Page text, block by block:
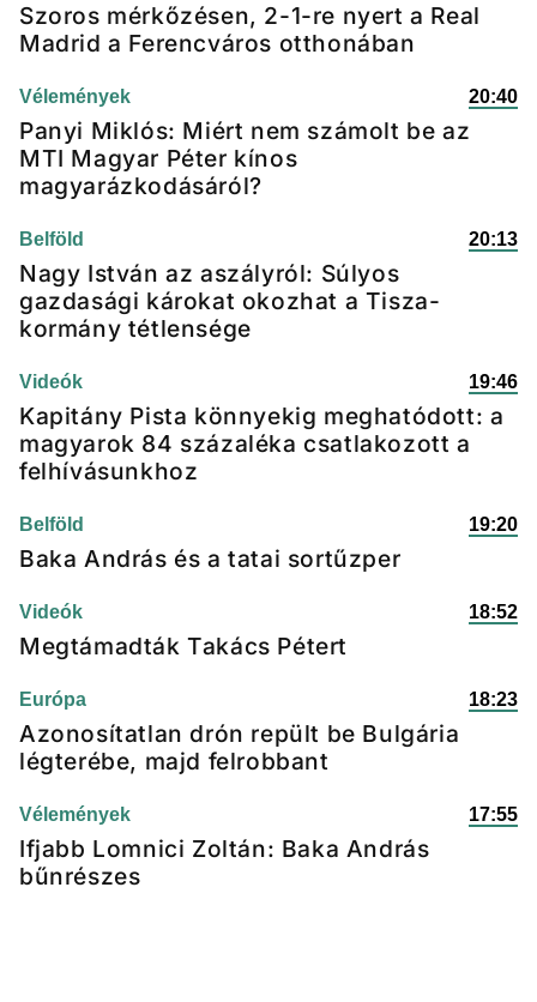
Szoros mérkőzésen, 2-1-re nyert a Real
Madrid a Ferencváros otthonában
Vélemények 20:40
Panyi Miklós: Miért nem számolt be az
MTI Magyar Péter kínos
magyarázkodásáról?
Belföld 20:13
Nagy István az aszályról: Súlyos
gazdasági károkat okozhat a Tisza-
kormány tétlensége
Videók 19:46
Kapitány Pista könnyekig meghatódott: a
magyarok 84 százaléka csatlakozott a
felhívásunkhoz
Belföld 19:20
Baka András és a tatai sortűzper
Videók 18:52
Megtámadták Takács Pétert
Európa 18:23
Azonosítatlan drón repült be Bulgária
légterébe, majd felrobbant
Vélemények 17:55
Ifjabb Lomnici Zoltán: Baka András
bűnrészes